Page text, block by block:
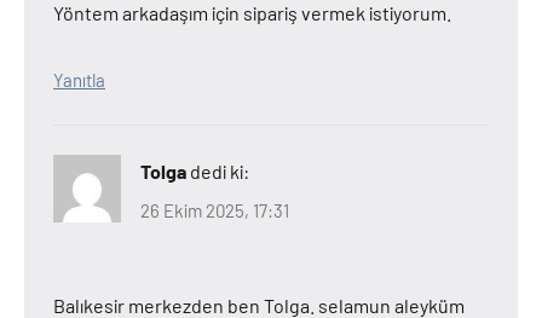
Yöntem arkadaşım için sipariş vermek istiyorum.
Yanıtla
Tolga dedi ki:
26 Ekim 2025, 17:31
Balıkesir merkezden ben Tolga. selamun aleyküm